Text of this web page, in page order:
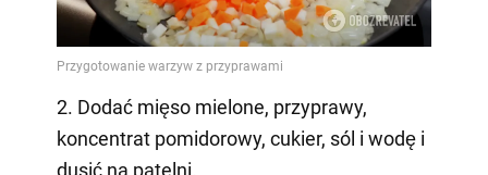
2. Dodać mięso mielone, przyprawy,
koncentrat pomidorowy, cukier, sól i wodę i
dusić na patelni.